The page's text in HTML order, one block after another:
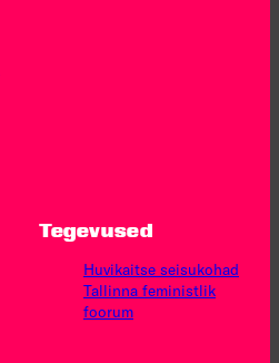
Tegevused
Huvikaitse seisukohad
Tallinna feministlik
foorum